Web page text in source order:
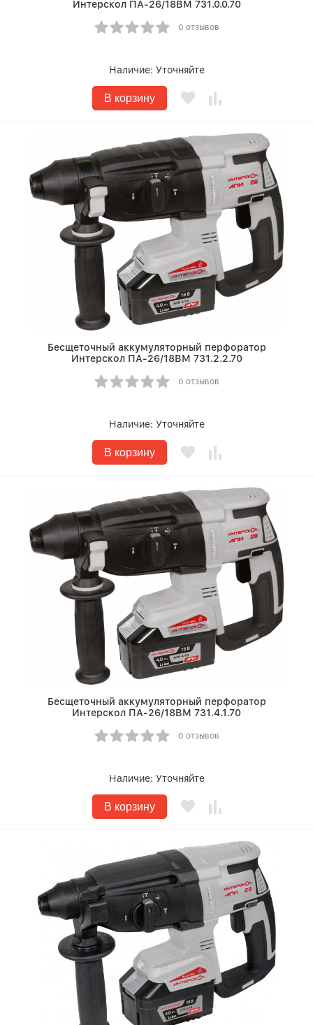
Интерскол ПА-26/18ВМ 731.0.0.70
0 отзывов
Наличие: Уточняйте
В корзину
Бесщеточный аккумуляторный перфоратор
Интерскол ПА-26/18ВМ 731.2.2.70
0 отзывов
Наличие: Уточняйте
В корзину
Бесщеточный аккумуляторный перфоратор
Интерскол ПА-26/18ВМ 731.4.1.70
0 отзывов
Наличие: Уточняйте
В корзину